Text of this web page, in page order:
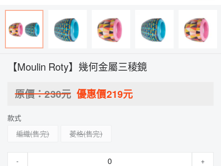
【Moulin Roty】幾何金屬三稜鏡
原價：230元 優惠價219元
款式
編織
菱格
- +